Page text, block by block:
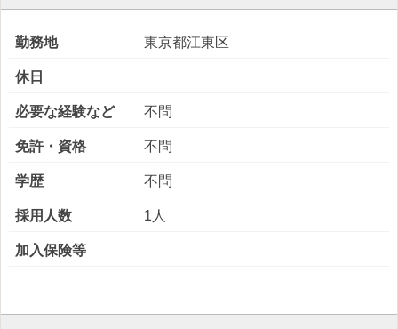
勤務地 東京都江東区
休日
必要な経験など 不問
免許・資格 不問
学歴 不問
採用人数 1人
加入保険等